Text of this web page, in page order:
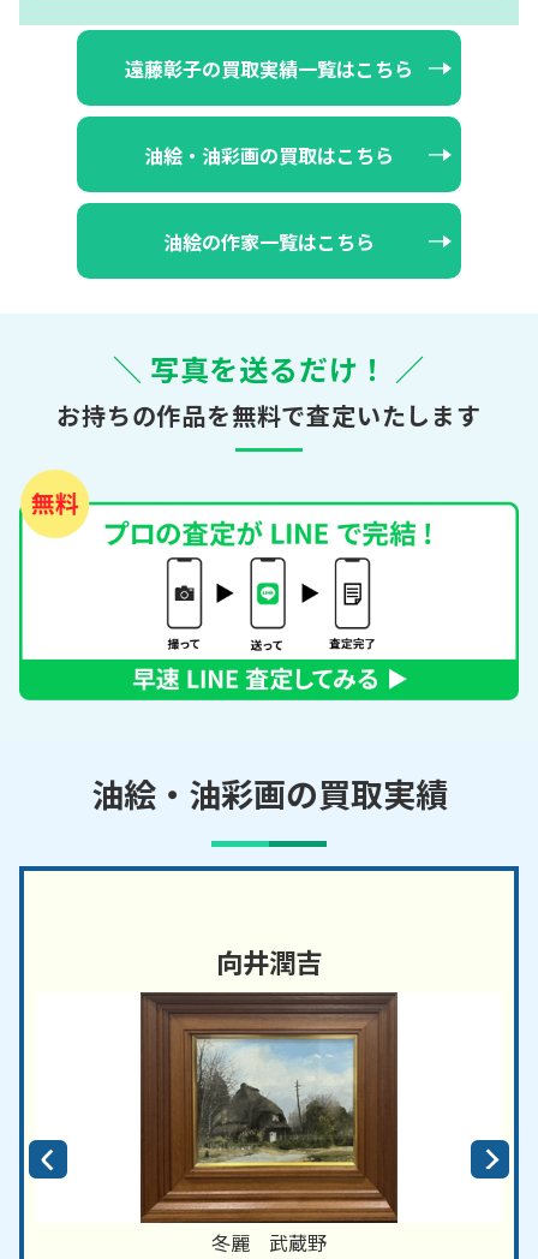
遠藤彰子の買取実績一覧はこちら
油絵・油彩画の買取はこちら
油絵の作家一覧はこちら
＼ 写真を送るだけ！ ／
お持ちの作品を無料で査定いたします
油絵・油彩画の買取実績
向井潤吉
冬麗 武蔵野